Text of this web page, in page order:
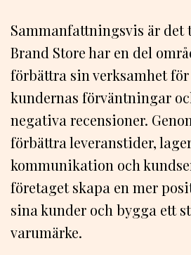
Sammanfattningsvis är
Brand Store har en del
förbättra sin verksamhet
kundernas förväntningar
negativa recensioner.
förbättra leveranstider,
kommunikation och
företaget skapa en mer
sina kunder och bygga ett
varumärke.